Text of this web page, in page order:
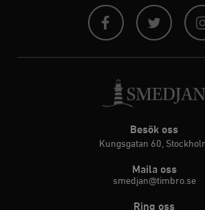
Besök oss
Kungsgatan 60,
Maila oss
smedjan@timbro.se
Ring oss